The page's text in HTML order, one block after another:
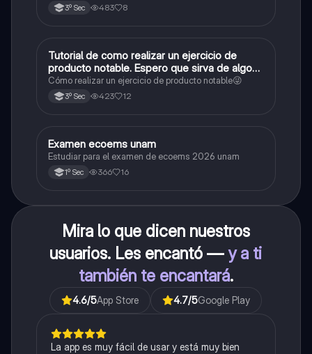
3º Sec 483 8
Matemáticas
Tutorial de como realizar un ejercicio de
producto notable. Espero que sirva de algo💕
😜
Cómo realizar un ejercicio de producto notable😜
3º Sec 423 12
Español
Examen ecoems unam
Estudiar para el examen de ecoems 2026 unam
1º Sec 366 16
Mira lo que dicen nuestros
usuarios. Les encantó —y a ti
también te encantará.
4.6/5App Store 4.7/5Google Play
La app es muy fácil de usar y está muy bien